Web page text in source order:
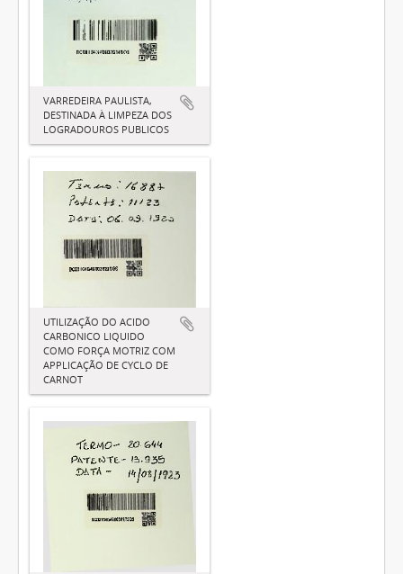
VARREDEIRA PAULISTA,
DESTINADA À LIMPEZA DOS
LOGRADOUROS PUBLICOS
UTILIZAÇÃO DO ACIDO
CARBONICO LIQUIDO
COMO FORÇA MOTRIZ COM
APPLICAÇÃO DE CYCLO DE
CARNOT